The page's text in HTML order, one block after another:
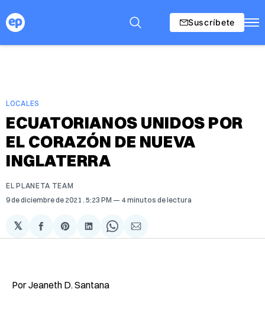
Suscríbete
LOCALES
ECUATORIANOS UNIDOS POR
EL CORAZÓN DE NUEVA
INGLATERRA
EL PLANETA TEAM
9 de diciembre de 2021 . 5:23 PM 4 minutos de lectura
𝕏
Compartir
en
Share
on
Compartir
en
Share
on
Compartir
via
Por Jeaneth D. Santana